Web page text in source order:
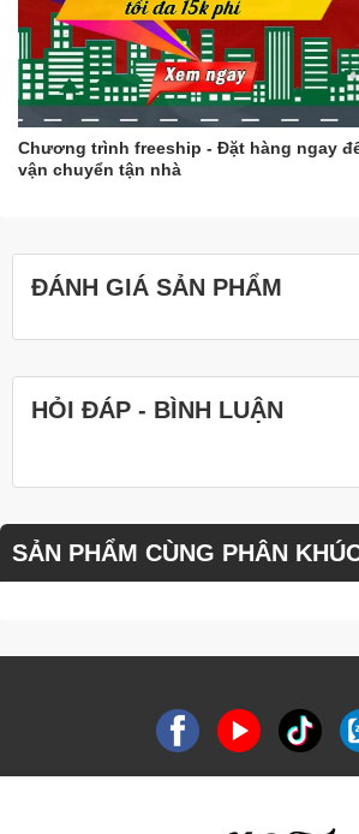
Chương trình freeship - Đặt hàng ngay
vận chuyển tận nhà
ĐÁNH GIÁ SẢN PHẨM
HỎI ĐÁP - BÌNH LUẬN
SẢN PHẨM CÙNG PHÂN